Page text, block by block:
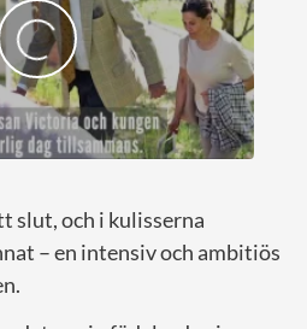
slut, och i kulisserna
– en intensiv och ambitiös